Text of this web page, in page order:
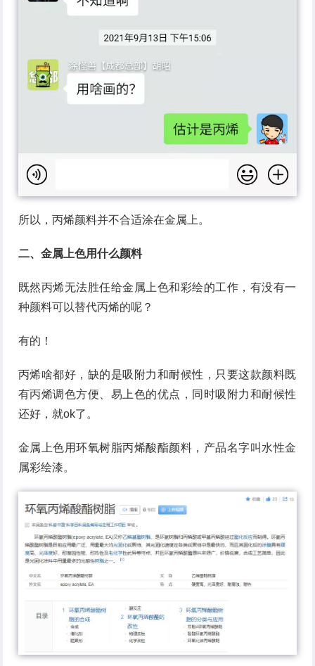
所以，丙烯颜料并不合适涂在金属上。
二、金属上色用什么颜料
既然丙烯无法胜任给金属上色和彩绘的工作，有没有一
种颜料可以替代丙烯的呢？
有的！
丙烯啥都好，缺的是吸附力和耐候性，只要这款颜料既
有丙烯调色方便、易上色的优点，同时吸附力和耐候性
还好，就ok了。
金属上色用环氧树脂丙烯酸酯颜料，产品名字叫水性金
属彩绘漆。